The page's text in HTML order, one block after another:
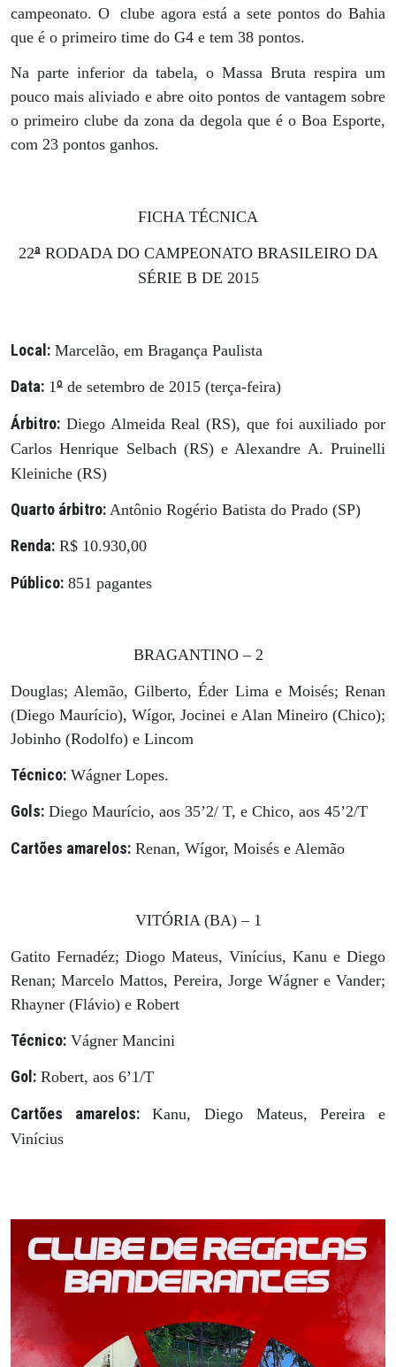
campeonato. O clube agora está a sete pontos do Bahia
que é o primeiro time do G4 e tem 38 pontos.
Na parte inferior da tabela, o Massa Bruta respira um
pouco mais aliviado e abre oito pontos de vantagem sobre
o primeiro clube da zona da degola que é o Boa Esporte,
com 23 pontos ganhos.
FICHA TÉCNICA
22ªRODADA DO CAMPEONATO BRASILEIRO DA
SÉRIE B DE 2015
Local: Marcelão, em Bragança Paulista
Data: 1º de setembro de 2015 (terça-feira)
Árbitro: Diego Almeida Real (RS), que foi auxiliado por
Carlos Henrique Selbach (RS) e Alexandre A. Pruinelli
Kleiniche (RS)
Quarto árbitro: Antônio Rogério Batista do Prado (SP)
Renda: R$ 10.930,00
Público: 851 pagantes
BRAGANTINO – 2
Douglas; Alemão, Gilberto, Éder Lima e Moisés; Renan
(Diego Maurício), Wígor, Jocinei e Alan Mineiro (Chico);
Jobinho (Rodolfo) e Lincom
Técnico: Wágner Lopes.
Gols: Diego Maurício, aos 35’2/ T, e Chico, aos 45’2/T
Cartões amarelos: Renan, Wígor, Moisés e Alemão
VITÓRIA (BA) – 1
Gatito Fernadéz; Diogo Mateus, Vinícius, Kanu e Diego
Renan; Marcelo Mattos, Pereira, Jorge Wágner e Vander;
Rhayner (Flávio) e Robert
Técnico: Vágner Mancini
Gol: Robert, aos 6’1/T
Cartões amarelos:Kanu, Diego Mateus, Pereira e
Vinícius